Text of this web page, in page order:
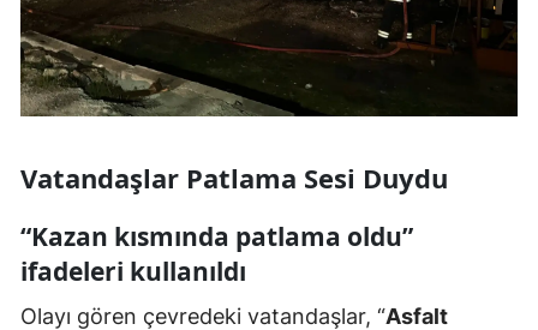
Vatandaşlar Patlama Sesi Duydu
“Kazan kısmında patlama oldu”
ifadeleri kullanıldı
Olayı gören çevredeki vatandaşlar, “Asfalt